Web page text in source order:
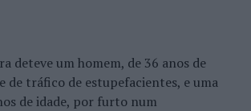
deteve um homem, de 36 anos de
de tráfico de estupefacientes, e uma
de idade, por furto num